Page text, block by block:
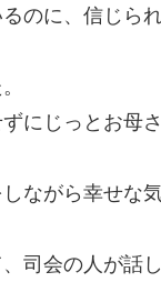
のに、信じら
にじっとお母
ながら幸せな
司会の人が話